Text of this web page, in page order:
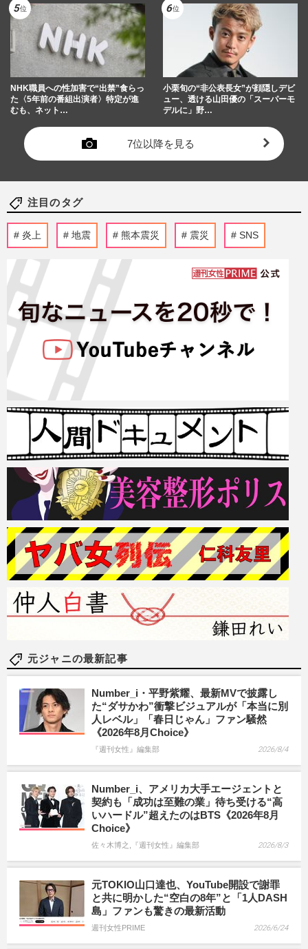
NHK職員への性加害で“出禁”食らっ
た〈5年前の番組出演者〉特定が進
むも、ネット…
小栗旬の“非公表長女”が顔隠しデビ
ュー、透ける山田優の「スーパーモ
デルに」野…
7位以降を見る
注目のタグ
炎上 地震 熊本震災 震災 SNS
元ジャニの最新記事
Number_i・平野紫耀、最新MVで披露し
た“ダサかわ”衝撃ビジュアルが「本当に別
人レベル」「春日じゃん」ファン騒然
《2026年8月Choice》
『週刊女性』編集部 2026/8/4
Number_i、アメリカ大手エージェントと
契約も「成功は至難の業」待ち受ける“高
いハードル”超えたのはBTS《2026年8月
Choice》
佐々木博之,『週刊女性』編集部 2026/8/3
元TOKIO山口達也、YouTube開設で謝罪
と共に明かした“空白の8年”と「1人DASH
島」ファンも驚きの最新活動
週刊女性PRIME 2026/6/24